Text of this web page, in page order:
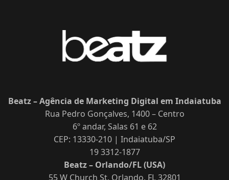
Beatz – Agência de Marketing Digital em Indaiatuba
Rua Pedro Gonçalves, 1400 – Centro
6º andar, Salas 61 e 62
CEP: 13330-210 | Indaiatuba/SP
19 3312-1877
Beatz – Orlando/FL (USA)
55 W Church St, Orlando, FL 32801